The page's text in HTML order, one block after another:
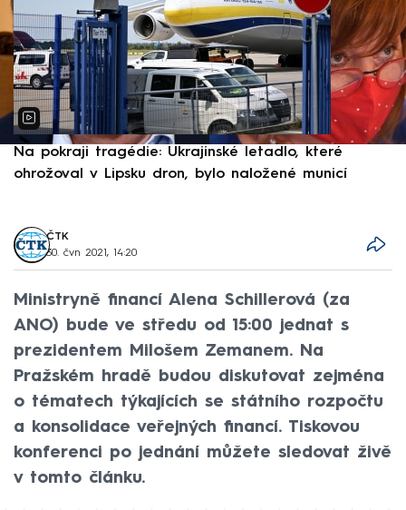
Na pokraji tragédie: Ukrajinské letadlo, které
ohrožoval v Lipsku dron, bylo naložené municí
ČTK
30. čvn 2021, 14:20
Ministryně financí Alena Schillerová (za
ANO) bude ve středu od 15:00 jednat s
prezidentem Milošem Zemanem. Na
Pražském hradě budou diskutovat zejména
o tématech týkajících se státního rozpočtu
a konsolidace veřejných financí. Tiskovou
konferenci po jednání můžete sledovat živě
v tomto článku.